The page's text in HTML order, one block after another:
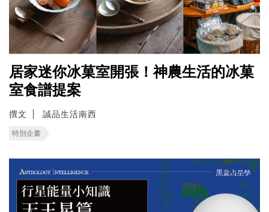
居家迷你冰菓室開張！神農生活的冰菓
室食譜提案
撰文 誠品生活南西
特別企畫